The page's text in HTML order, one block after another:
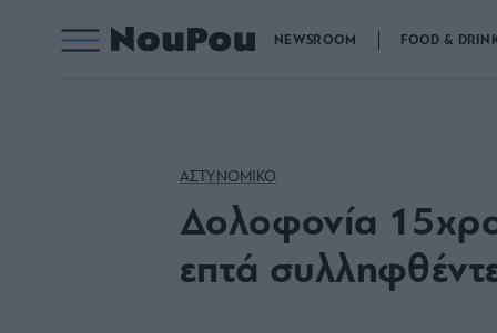
NEWSROOM FOOD &
ΑΣΤΥΝΟΜΙΚΟ
Δολοφονία
επτά